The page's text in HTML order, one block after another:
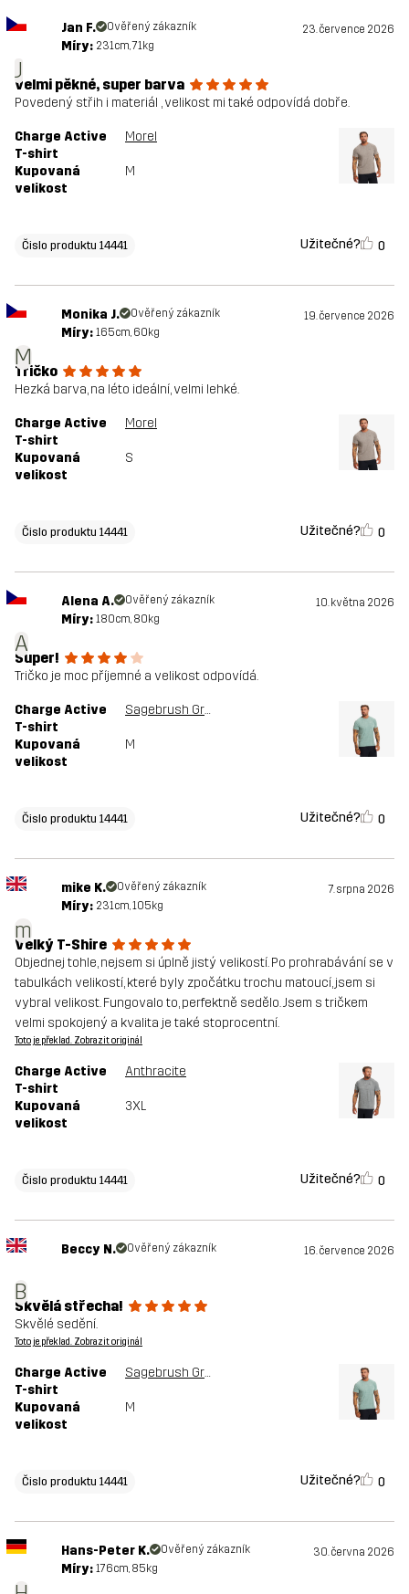
J
Jan F. Ověřený zákazník 23. července 2026
Míry: 231cm, 71kg
velmi pěkné, super barva
Povedený střih i materiál , velikost mi také odpovídá dobře.
Charge Active
T-shirt
Morel
Kupovaná
velikost
M
Čislo produktu 14441 Užitečné? 0
M
Monika J. Ověřený zákazník 19. července 2026
Míry: 165cm, 60kg
Tričko
Hezká barva, na léto ideální, velmi lehké.
Charge Active
T-shirt
Morel
Kupovaná
velikost
S
Čislo produktu 14441 Užitečné? 0
A
Alena A. Ověřený zákazník 10. května 2026
Míry: 180cm, 80kg
Super!
Tričko je moc příjemné a velikost odpovídá.
Charge Active
T-shirt
Sagebrush Green
Kupovaná
velikost
M
Čislo produktu 14441 Užitečné? 0
m
mike K. Ověřený zákazník 7. srpna 2026
Míry: 231cm, 105kg
Velký T-Shire
Objednej tohle, nejsem si úplně jistý velikostí. Po prohrabávání se v
tabulkách velikostí, které byly zpočátku trochu matoucí, jsem si
vybral velikost. Fungovalo to, perfektně sedělo. Jsem s tričkem
velmi spokojený a kvalita je také stoprocentní.
Toto je překlad. Zobrazit originál
Charge Active
T-shirt
Anthracite
Kupovaná
velikost
3XL
Čislo produktu 14441 Užitečné? 0
B
Beccy N. Ověřený zákazník 16. července 2026
Skvělá střecha!
Skvělé sedění.
Toto je překlad. Zobrazit originál
Charge Active
T-shirt
Sagebrush Green
Kupovaná
velikost
M
Čislo produktu 14441 Užitečné? 0
Hans-Peter K. Ověřený zákazník 30. června 2026
Míry: 176cm, 85kg